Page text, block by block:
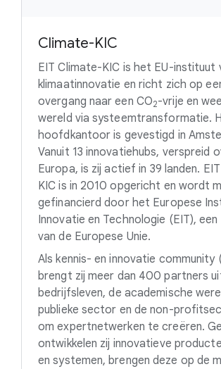
Climate-KIC
EIT Climate-KIC is het EU-instituut
klimaatinnovatie en richt zich op
overgang naar een CO2-vrije en
wereld via systeemtransformatie.
hoofdkantoor is gevestigd in
Vanuit 13 innovatiehubs, verspreid
Europa, is zij actief in 39 landen.
KIC is in 2010 opgericht en wordt
gefinancierd door het Europese
Innovatie en Technologie (EIT),
van de Europese Unie.
Als kennis- en innovatie community
brengt zij meer dan 400 partners
bedrijfsleven, de academische
publieke sector en de non-
om expertnetwerken te creëren.
ontwikkelen zij innovatieve
en systemen, brengen deze op de